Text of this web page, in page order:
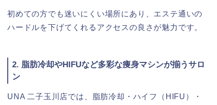
初めての方でも迷いにくい場所にあり、エステ通いの
ハードルを下げてくれるアクセスの良さが魅力です。
2. 脂肪冷却やHIFUなど多彩な痩身マシンが揃うサロ
ン
UNA 二子玉川店では、脂肪冷却・ハイフ（HIFU）・